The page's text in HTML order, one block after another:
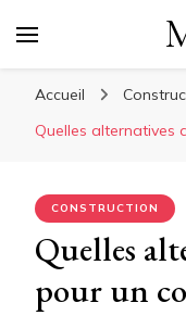
Accueil
Quelles alternatives
CONSTRUCTION
Quelles
pour un